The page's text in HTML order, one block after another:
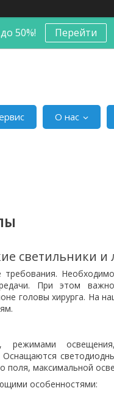
50%! Перейти
О нас
светильники
При этом
головы хирурга. На
режимами
поля, максимальной
особенностями: